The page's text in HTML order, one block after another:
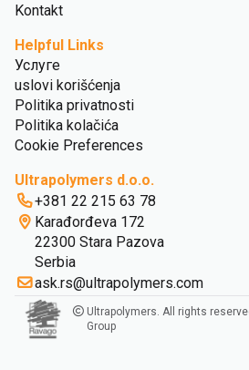
Kontakt
Helpful Links
Услуге
uslovi korišćenja
Politika privatnosti
Politika kolačića
Cookie Preferences
Ultrapolymers d.o.o.
+381 22 215 63 78
Karađorđeva 172
22300 Stara Pazova
Serbia
ask.rs@ultrapolymers.com
Ultrapolymers. All rights
Group